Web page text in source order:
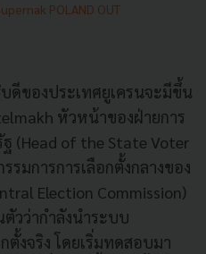
POLAND OUT
ดีของประเทศยูเครนจะมีขึ้น
หัวหน้าของฝ่ายการ
(Head of the State Voter
รมการการเลือกตั้งกลางของ
Election Commission)
วว่ากำลังนำระบบ
ตั้งจริง โดยเริ่มทดสอบมา